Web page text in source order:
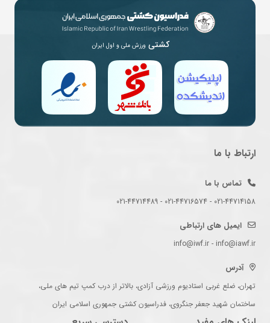
کشتی ورزش ملی و اول ایران
ارتباط با ما
تماس با ما
021-44714158 - 021-44716574 - 021-44714489
ایمیل های ارتباطی
info@iwf.ir - info@iawf.ir
آدرس
تهران، ضلع غربی استادیوم ورزشی آزادی، بالاتر از درب کمپ تیم های ملی،
ساختمان شهید جعفر جنگروی، فدراسیون کشتی جمهوری اسلامی ایران